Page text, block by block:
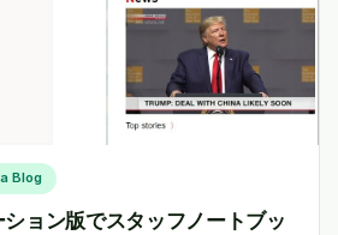
Blog
ョン版でスタッフノートブッ